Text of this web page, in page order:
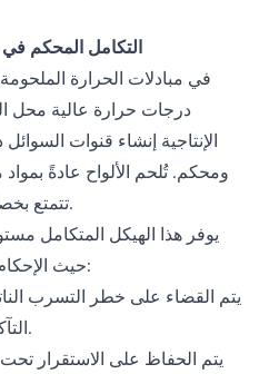
التكامل المحكم في
في مبادلات الحرارة
درجات حرارة عالية محل
الإنتاجية إنشاء قنوات
ومحكم. تُلحم الألواح عادةً
تتمتع بخصائص توصيلية ومتانة عالية.
يوفر هذا الهيكل المتكامل
حيث الإحكام. نظرًا لعدم وجود حشيات:
التآكل الكيميائي، أو الشيخوخة.